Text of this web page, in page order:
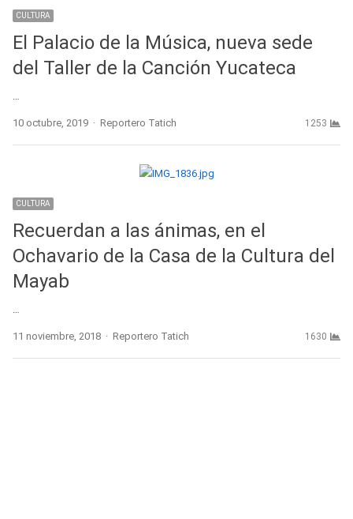
CULTURA
El Palacio de la Música, nueva sede
del Taller de la Canción Yucateca
…
10 octubre, 2019 Author
Reportero Tatich 1253
CULTURA
Recuerdan a las ánimas, en el
Ochavario de la Casa de la Cultura del
Mayab
…
11 noviembre, 2018 Author
Reportero Tatich 1630